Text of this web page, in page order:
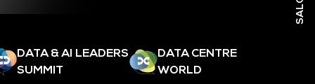
DATA & AI LEADERS
SUMMIT
DATA CENTRE
WORLD